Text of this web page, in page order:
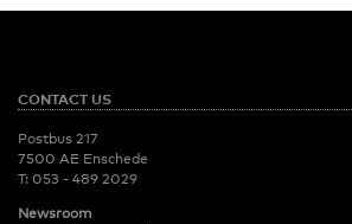
CONTACT US
Postbus 217
7500 AE Enschede
T: 053 - 489 2029
Newsroom